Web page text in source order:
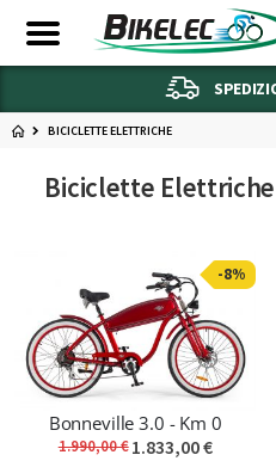
BICICLETTE ELETTRICHE
Biciclette Elettriche
-8%
Bonneville 3.0 - Km 0
1.990,00 €1.833,00 €